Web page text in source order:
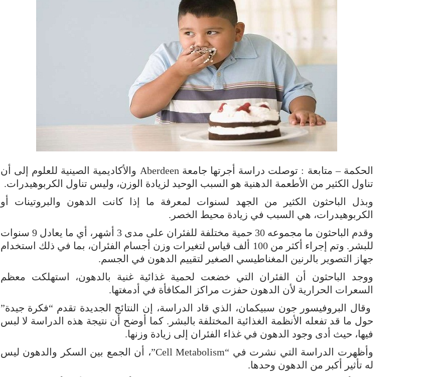
الحكمة – متابعة : توصلت دراسة أجرتها جامعة Aberdeen والأكاديمية الصينية للعلوم إلى أن
تناول الكثير من الأطعمة الدهنية هو السبب الوحيد لزيادة الوزن، وليس تناول الكربوهيدرات.
وبذل الباحثون الكثير من الجهد لسنوات لمعرفة ما إذا كانت الدهون والبروتينات أو
الكربوهيدرات، هي السبب في زيادة محيط الخصر.
وقدم الباحثون ما مجموعه 30 حمية مختلفة للفئران على مدى 3 أشهر، أي ما يعادل 9 سنوات
للبشر. وتم إجراء أكثر من 100 ألف قياس لتغيرات وزن أجسام الفئران، بما في ذلك استخدام
جهاز التصوير بالرنين المغناطيسي الصغير لتقييم الدهون في الجسم.
ووجد الباحثون أن الفئران التي خضعت لحمية غذائية غنية بالدهون، استهلكت معظم
السعرات الحرارية لأن الدهون حفزت مراكز المكافأة في أدمغتها.
وقال البروفيسور جون سبيكمان، الذي قاد الدراسة، إن النتائج الجديدة تقدم “فكرة جيدة”
حول ما قد تفعله الأنظمة الغذائية المختلفة بالبشر. كما أوضح أن نتيجة هذه الدراسة لا لبس
فيها، حيث أدى وجود الدهون في غذاء الفئران إلى زيادة وزنها.
وأظهرت الدراسة التي نشرت في “Cell Metabolism”، أن الجمع بين السكر والدهون ليس
له تأثير أكبر من الدهون وحدها.